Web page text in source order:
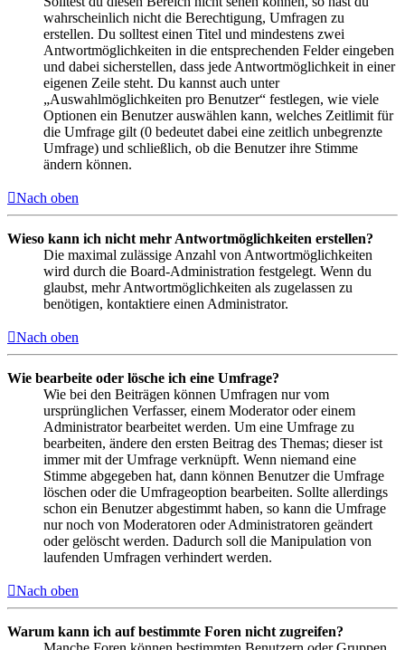
wahrscheinlich nicht die Berechtigung, Umfragen zu
erstellen. Du solltest einen Titel und mindestens zwei
Antwortmöglichkeiten in die entsprechenden Felder eingeben
und dabei sicherstellen, dass jede Antwortmöglichkeit in einer
eigenen Zeile steht. Du kannst auch unter
„Auswahlmöglichkeiten pro Benutzer“ festlegen, wie viele
Optionen ein Benutzer auswählen kann, welches Zeitlimit für
die Umfrage gilt (0 bedeutet dabei eine zeitlich unbegrenzte
Umfrage) und schließlich, ob die Benutzer ihre Stimme
ändern können.
Nach oben
Wieso kann ich nicht mehr Antwortmöglichkeiten erstellen?
Die maximal zulässige Anzahl von Antwortmöglichkeiten
wird durch die Board-Administration festgelegt. Wenn du
glaubst, mehr Antwortmöglichkeiten als zugelassen zu
benötigen, kontaktiere einen Administrator.
Nach oben
Wie bearbeite oder lösche ich eine Umfrage?
Wie bei den Beiträgen können Umfragen nur vom
ursprünglichen Verfasser, einem Moderator oder einem
Administrator bearbeitet werden. Um eine Umfrage zu
bearbeiten, ändere den ersten Beitrag des Themas; dieser ist
immer mit der Umfrage verknüpft. Wenn niemand eine
Stimme abgegeben hat, dann können Benutzer die Umfrage
löschen oder die Umfrageoption bearbeiten. Sollte allerdings
schon ein Benutzer abgestimmt haben, so kann die Umfrage
nur noch von Moderatoren oder Administratoren geändert
oder gelöscht werden. Dadurch soll die Manipulation von
laufenden Umfragen verhindert werden.
Nach oben
Warum kann ich auf bestimmte Foren nicht zugreifen?